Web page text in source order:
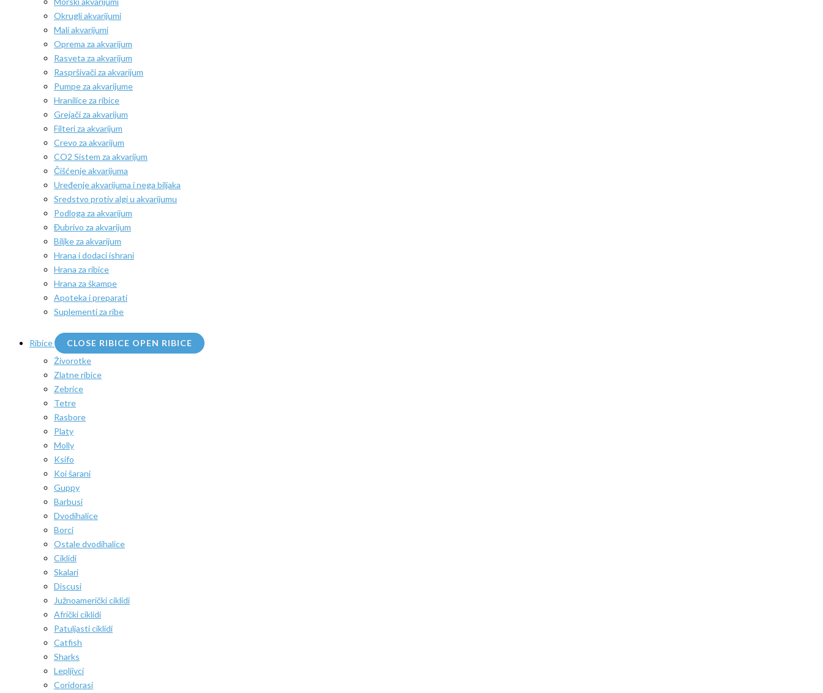
Okrugli akvarijumi
Mali akvarijumi
Oprema za akvarijum
Rasveta za akvarijum
Raspršivači za akvarijum
Pumpe za akvarijume
Hranilice za ribice
Grejači za akvarijum
Filteri za akvarijum
Crevo za akvarijum
CO2 Sistem za akvarijum
Čišćenje akvarijuma
Uređenje akvarijuma i nega biljaka
Sredstvo protiv algi u akvarijumu
Podloga za akvarijum
Đubrivo za akvarijum
Biljke za akvarijum
Hrana i dodaci ishrani
Hrana za ribice
Hrana za škampe
Apoteka i preparati
Suplementi za ribe
Ribice CLOSE RIBICE OPEN RIBICE
Živorotke
Zlatne ribice
Zebrice
Tetre
Rasbore
Platy
Molly
Ksifo
Koi šarani
Guppy
Barbusi
Dvodihalice
Borci
Ostale dvodihalice
Ciklidi
Skalari
Discusi
Južnoamerički ciklidi
Afrički ciklidi
Patuljasti ciklidi
Catfish
Sharks
Lepljivci
Coridorasi